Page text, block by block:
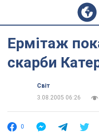
Ермітаж
скарби
Світ
3.08.2005 06:26
0